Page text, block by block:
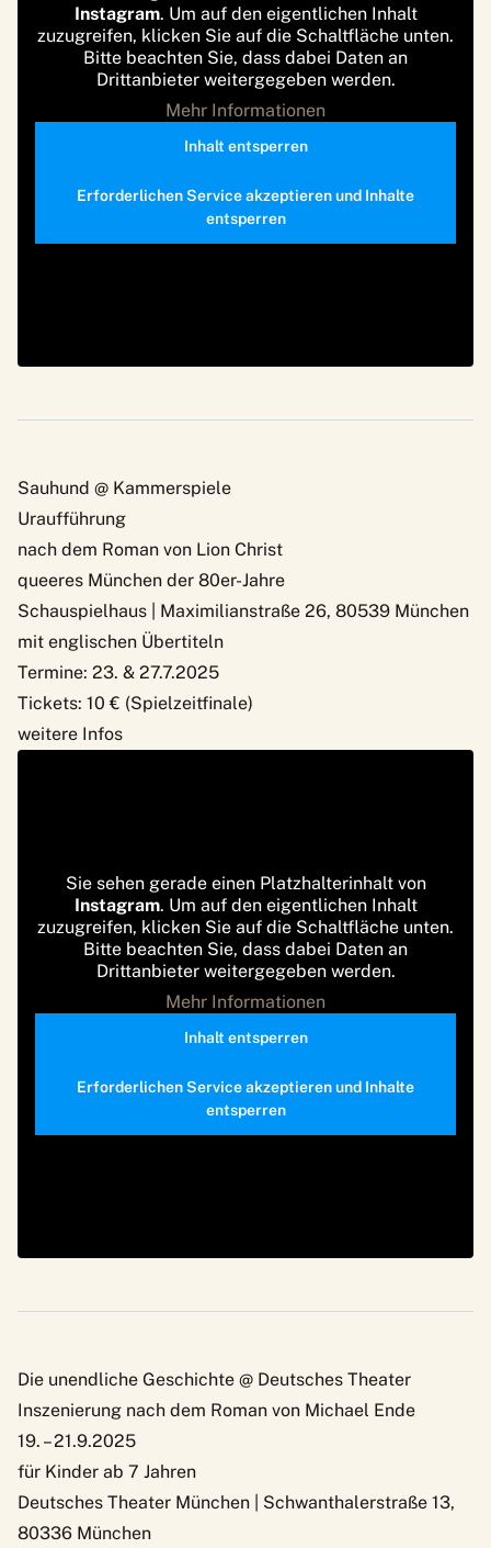
Instagram. Um auf den eigentlichen Inhalt
zuzugreifen, klicken Sie auf die Schaltfläche unten.
Bitte beachten Sie, dass dabei Daten an
Drittanbieter weitergegeben werden.
Mehr Informationen
Inhalt entsperren
Erforderlichen Service akzeptieren und Inhalte
entsperren
Sauhund @ Kammerspiele
Uraufführung
nach dem Roman von Lion Christ
queeres München der 80er-Jahre
Schauspielhaus | Maximilianstraße 26, 80539 München
mit englischen Übertiteln
Termine: 23. & 27.7.2025
Tickets: 10 € (Spielzeitfinale)
weitere Infos
Sie sehen gerade einen Platzhalterinhalt von
Instagram. Um auf den eigentlichen Inhalt
zuzugreifen, klicken Sie auf die Schaltfläche unten.
Bitte beachten Sie, dass dabei Daten an
Drittanbieter weitergegeben werden.
Mehr Informationen
Inhalt entsperren
Erforderlichen Service akzeptieren und Inhalte
entsperren
Die unendliche Geschichte @ Deutsches Theater
Inszenierung nach dem Roman von Michael Ende
19. – 21.9.2025
für Kinder ab 7 Jahren
Deutsches Theater München | Schwanthalerstraße 13,
80336 München